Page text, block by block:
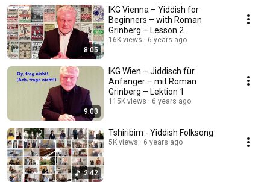
8:05
IKG Vienna – Yiddish for
Beginners – with Roman
Grinberg – Lesson 2
16K views 6 years ago
9:03
IKG Wien – Jiddisch für
Anfänger – mit Roman
Grinberg – Lektion 1
115K views 6 years ago
2:42
Tshiribim - Yiddish Folksong
5K views 6 years ago